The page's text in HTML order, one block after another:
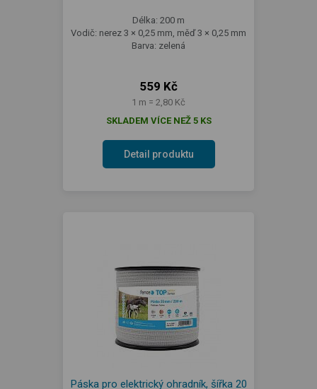
Délka: 200 m
Vodič: nerez 3 × 0,25 mm, měď 3 × 0,25 mm
Barva: zelená
559 Kč
1 m = 2,80 Kč
SKLADEM VÍCE NEŽ 5 KS
Detail produktu
Páska pro elektrický ohradník, šířka 20